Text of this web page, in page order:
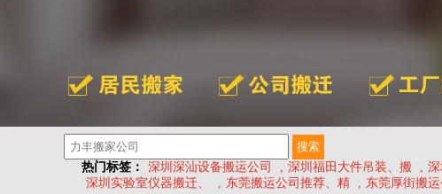
热门标签： 深圳深汕设备搬运公司 , 深圳福田大件吊装、搬 ,
深圳实验室仪器搬迁、
, 东莞搬运公司推荐、精 , 东莞厚街搬